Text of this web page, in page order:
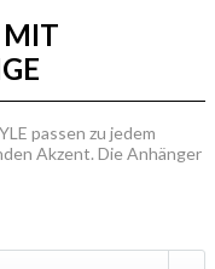
MIT
passen zu jedem
Akzent. Die Anhänger